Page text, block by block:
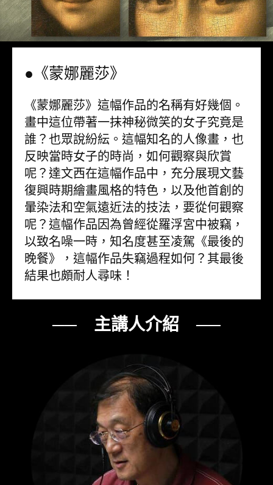
●《蒙娜麗莎》
《蒙娜麗莎》這幅作品的名稱有好幾個。
畫中這位帶著一抹神秘微笑的女子究竟是
誰？也眾說紛紜。這幅知名的人像畫，也
反映當時女子的時尚，如何觀察與欣賞
呢？達文西在這幅作品中，充分展現文藝
復興時期繪畫風格的特色，以及他首創的
暈染法和空氣遠近法的技法，要從何觀察
呢？這幅作品因為曾經從羅浮宮中被竊，
以致名噪一時，知名度甚至凌駕《最後的
晚餐》，這幅作品失竊過程如何？其最後
結果也頗耐人尋味！
── 主講人介紹 ──